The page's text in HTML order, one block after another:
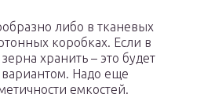
либо в тканевых
коробках. Если в
хранить – это будет
Надо еще
емкостей.